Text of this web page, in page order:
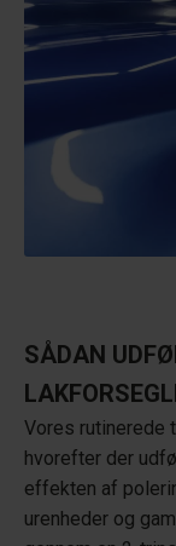
SÅDAN
Vores rutinerede
hvorefter der
effekten af
urenheder og